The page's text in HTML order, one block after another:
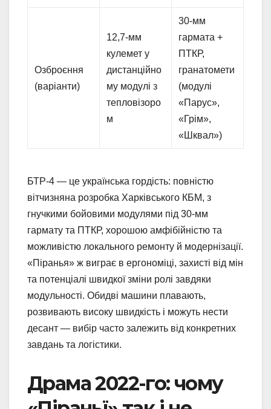
Озброєння
(варіанти)
12,7-мм
кулемет у
дистанційно
му модулі з
тепловізоро
м
30-мм
гармата +
ПТКР,
гранатомети
(модулі
«Парус»,
«Грім»,
«Шквал»)
БТР-4 — це українська гордість: повністю
вітчизняна розробка Харківського КБМ, з
гнучкими бойовими модулями під 30-мм
гармату та ПТКР, хорошою амфібійністю та
можливістю локального ремонту й модернізації.
«Піранья» ж виграє в ергономіці, захисті від мін
та потенціалі швидкої зміни ролі завдяки
модульності. Обидві машини плавають,
розвивають високу швидкість і можуть нести
десант — вибір часто залежить від конкретних
завдань та логістики.
Драма 2022-го: чому